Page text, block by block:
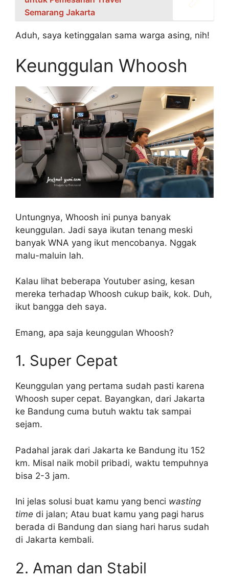
Semarang Jakarta
Aduh, saya ketinggalan sama warga asing, nih!
Keunggulan Whoosh
Untungnya, Whoosh ini punya banyak
keunggulan. Jadi saya ikutan tenang meski
banyak WNA yang ikut mencobanya. Nggak
malu-maluin lah.
Kalau lihat beberapa Youtuber asing, kesan
mereka terhadap Whoosh cukup baik, kok. Duh,
ikut bangga deh saya.
Emang, apa saja keunggulan Whoosh?
1. Super Cepat
Keunggulan yang pertama sudah pasti karena
Whoosh super cepat. Bayangkan, dari Jakarta
ke Bandung cuma butuh waktu tak sampai
sejam.
Padahal jarak dari Jakarta ke Bandung itu 152
km. Misal naik mobil pribadi, waktu tempuhnya
bisa 2-3 jam.
Ini jelas solusi buat kamu yang benci wasting
time di jalan; Atau buat kamu yang pagi harus
berada di Bandung dan siang hari harus sudah
di Jakarta kembali.
2. Aman dan Stabil